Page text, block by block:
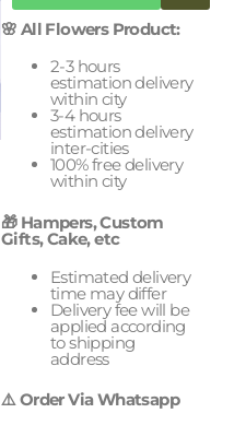
🌸 All Flowers Product:
2-3 hours
estimation delivery
within city
3-4 hours
estimation delivery
inter-cities
100% free delivery
within city
🎁 Hampers, Custom
Gifts, Cake, etc
Estimated delivery
time may differ
Delivery fee will be
applied according
to shipping
address
⚠️ Order Via Whatsapp